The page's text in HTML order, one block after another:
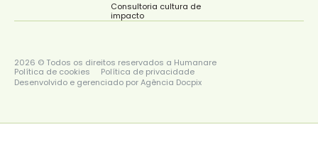
Consultoria cultura de
impacto
2026 © Todos os direitos reservados a Humanare
Política de cookies
Política de privacidade
Desenvolvido e gerenciado por Agência Docpix